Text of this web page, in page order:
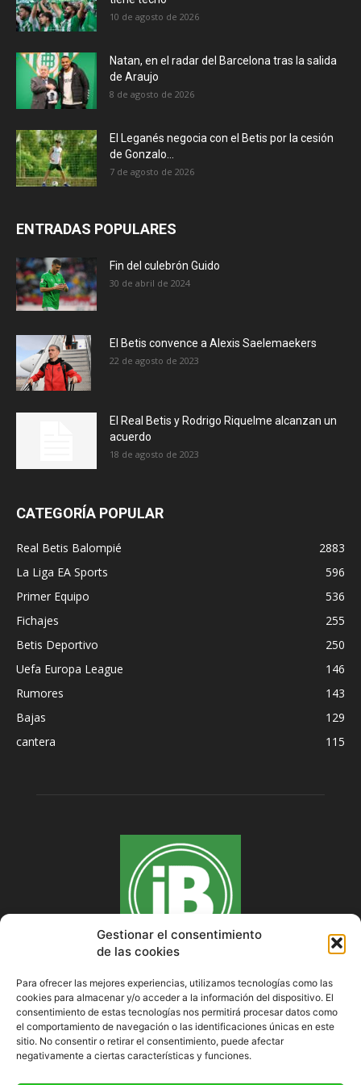
Gestionar el consentimiento
de las cookies
Para ofrecer las mejores experiencias, utilizamos tecnologías como las
cookies para almacenar y/o acceder a la información del dispositivo. El
consentimiento de estas tecnologías nos permitirá procesar datos como
el comportamiento de navegación o las identificaciones únicas en este
sitio. No consentir o retirar el consentimiento, puede afectar
negativamente a ciertas características y funciones.
10 de agosto de 2026
Natan, en el radar del Barcelona tras la salida
de Araujo
8 de agosto de 2026
El Leganés negocia con el Betis por la cesión
de Gonzalo...
7 de agosto de 2026
ENTRADAS POPULARES
Fin del culebrón Guido
30 de abril de 2024
El Betis convence a Alexis Saelemaekers
22 de agosto de 2023
El Real Betis y Rodrigo Riquelme alcanzan un
acuerdo
18 de agosto de 2023
CATEGORÍA POPULAR
Real Betis Balompié
2883
La Liga EA Sports
596
Primer Equipo
536
Fichajes
255
Betis Deportivo
250
Uefa Europa League
146
Rumores
143
Bajas
129
cantera
115
SOBRE NOSOTROS